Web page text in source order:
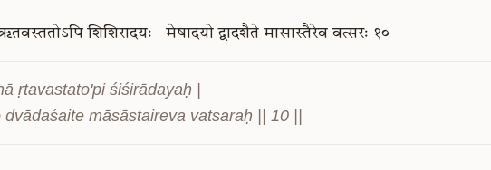
शिशिरादयः मेषादयो द्वादशैते मासास्तैरेव वत्सरः १०
ṛtavastato'pi śiśirādayaḥ |
māsāstaireva vatsaraḥ || 10 ||